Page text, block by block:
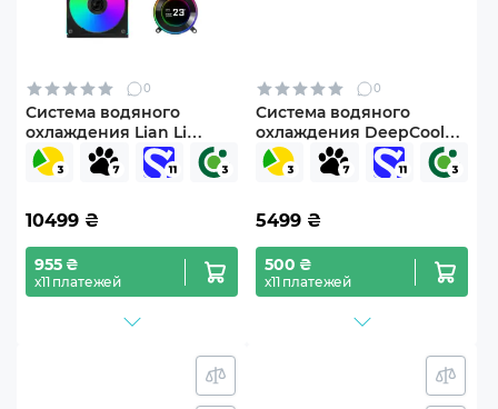
0
Система водяного
охлаждения Lian Li
HydroShift II LCD-C 360CL
Black
10499 ₴
955 ₴
х11 платежей
0
Система водяного
охлаждения DeepCool
Mystique 240 ARGB Black
(R-LX550-BKADSNC-G-1)
5499 ₴
500 ₴
х11 платежей